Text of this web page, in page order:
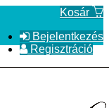
Kosár
Bejelentkezés
Regisztráció